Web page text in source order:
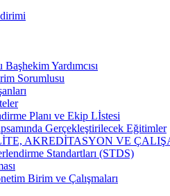
Yardımcısı
Sorumlusu
Planı ve Ekip Lİstesi
Gerçekleştirilecek Eğitimler
AKREDİTASYON VE
Standartları (STDS)
Birim ve Çalışmaları